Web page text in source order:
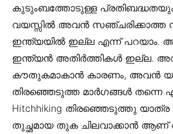
കുടുംബത്തോടുള്ള
വയസ്സിൽ അവൻ സഞ്ചരിക്കാത്ത
ഇന്ത്യയിൽ ഇല്ല എന്ന് പറയാം.
ഇന്ത്യൻ അതിർത്തികൾ ഇല്ല.
കൗതുകമാകാൻ കാരണം, അവൻ
തിരഞ്ഞെടുത്ത മാർഗങ്ങൾ തന്നെ
Hitchhiking തിരഞ്ഞെടുത്തു
തുച്ഛമായ തുക ചിലവാക്കാൻ